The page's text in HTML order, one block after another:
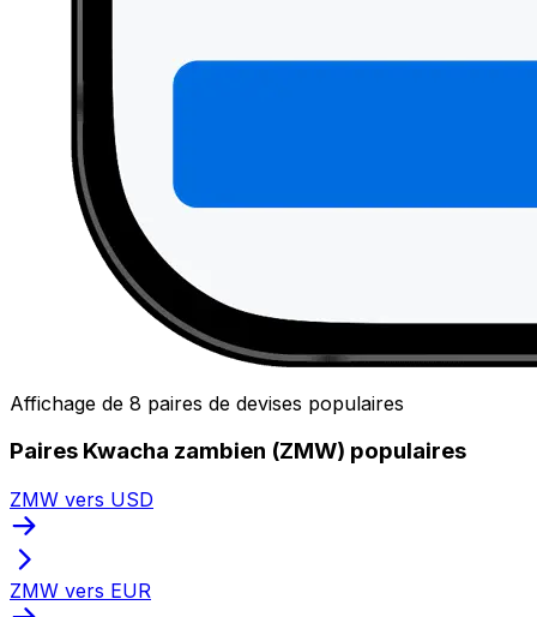
Affichage de 8 paires de devises populaires
Paires Kwacha zambien (ZMW) populaires
ZMW vers USD
ZMW vers EUR